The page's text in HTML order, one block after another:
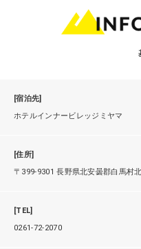
[宿泊先]
ホテルインナービレッジミヤマ
[住所]
〒399-9301 長野県北安曇郡白馬村
[TEL]
0261-72-2070